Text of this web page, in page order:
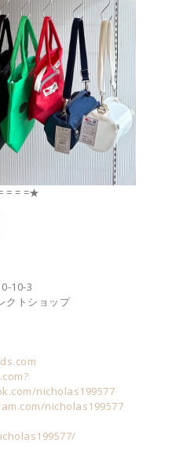
= = =★
10-3
クトショップ
nicholas199577
nicholas199577